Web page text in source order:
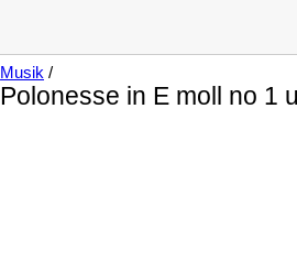
Musik /
Polonesse in E moll no 1